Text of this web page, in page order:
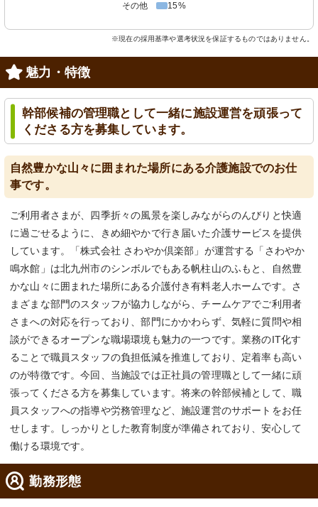
その他
15%
※現在の採用基準や選考状況を保証するものではありません。
魅力・特徴
幹部候補の管理職として一緒に施設運営を頑張って
くださる方を募集しています。
自然豊かな山々に囲まれた場所にある介護施設でのお仕
事です。
ご利用者さまが、四季折々の風景を楽しみながらのんびりと快適
に過ごせるように、きめ細やかで行き届いた介護サービスを提供
しています。「株式会社 さわやか倶楽部」が運営する「さわやか
鳴水館」は北九州市のシンボルでもある帆柱山のふもと、自然豊
かな山々に囲まれた場所にある介護付き有料老人ホームです。さ
まざまな部門のスタッフが協力しながら、チームケアでご利用者
さまへの対応を行っており、部門にかかわらず、気軽に質問や相
談ができるオープンな職場環境も魅力の一つです。業務のIT化す
ることで職員スタッフの負担低減を推進しており、定着率も高い
のが特徴です。今回、当施設では正社員の管理職として一緒に頑
張ってくださる方を募集しています。将来の幹部候補として、職
員スタッフへの指導や労務管理など、施設運営のサポートをお任
せします。しっかりとした教育制度が準備されており、安心して
働ける環境です。
勤務形態